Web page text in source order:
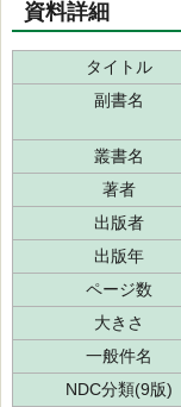
資料詳細
タイトル
副書名
叢書名
著者
出版者
出版年
ページ数
大きさ
一般件名
NDC分類(9版)